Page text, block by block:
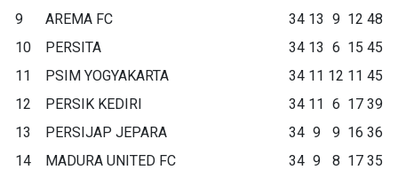
9
AREMA FC 34 13 9 12 48
10
PERSITA 34 13 6 15 45
11
PSIM YOGYAKARTA 34 11 12 11 45
12
PERSIK KEDIRI 34 11 6 17 39
13
PERSIJAP JEPARA 34 9 9 16 36
14
MADURA UNITED FC 34 9 8 17 35